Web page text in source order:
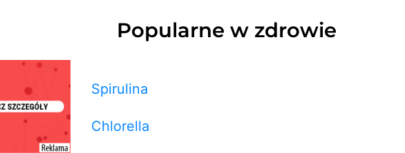
Popularne w zdrowie
Spirulina
Chlorella